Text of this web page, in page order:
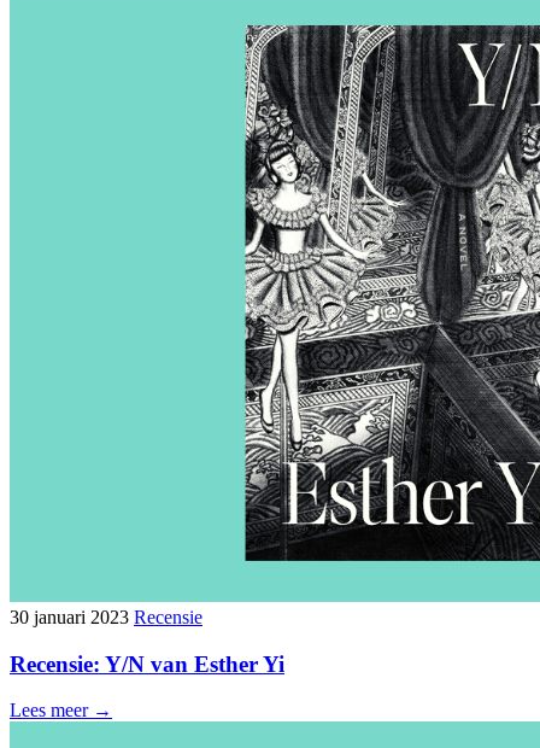
30 januari 2023 Recensie
Recensie: Y/N van Esther Yi
Lees meer →